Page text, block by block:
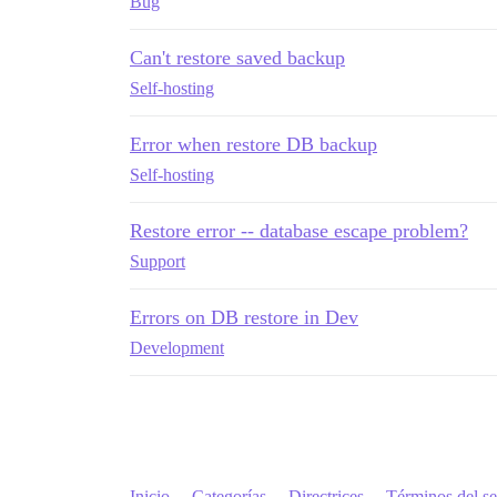
Can't restore saved backup
Self-hosting
Error when restore DB backup
Self-hosting
Restore error -- database escape problem?
Support
Errors on DB restore in Dev
Development